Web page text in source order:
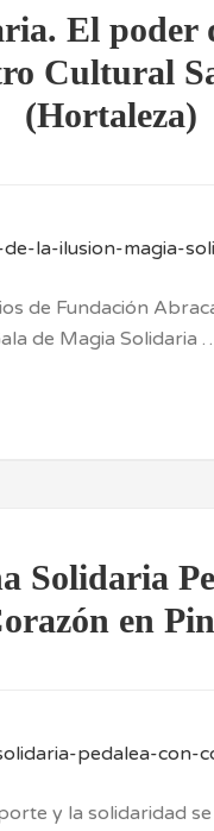
El poder
Cultural
(Hortaleza)
de Fundación
de Magia Solidaria
Solidaria
en
y la solidaridad